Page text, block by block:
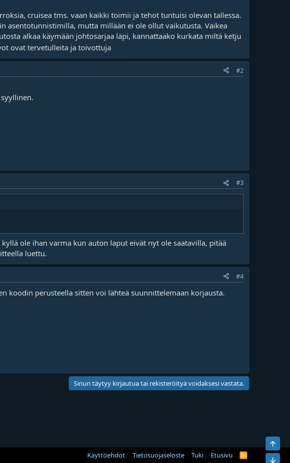
cruisea tms. vaan kaikki toimii ja tehot tuntuisi olevan tallessa.
asentotunnistimilla, mutta millään ei ole ollut vaikutusta. Vaikea
alkaa käymään johtosarjaa läpi, kannattaako kurkata miltä ketju
ovat tervetulleita ja toivottuja
#2
#3
ole ihan varma kun auton laput eivät nyt ole saatavilla, pitää
luettu.
#4
koodin perusteella sitten voi lähteä suunnittelemaan korjausta.
Sinun täytyy kirjautua tai rekisteröityä voidaksesi vastata.
Käyttöehdot Tietosuojaseloste Tuki Etusivu
R